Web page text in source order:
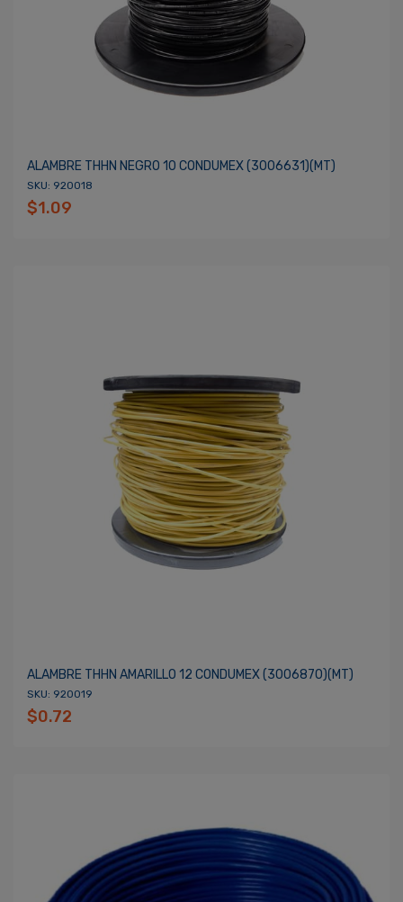
ALAMBRE THHN NEGRO 10 CONDUMEX (3006631)(MT)
SKU: 920018
$1.09
ALAMBRE THHN AMARILLO 12 CONDUMEX (3006870)(MT)
SKU: 920019
$0.72